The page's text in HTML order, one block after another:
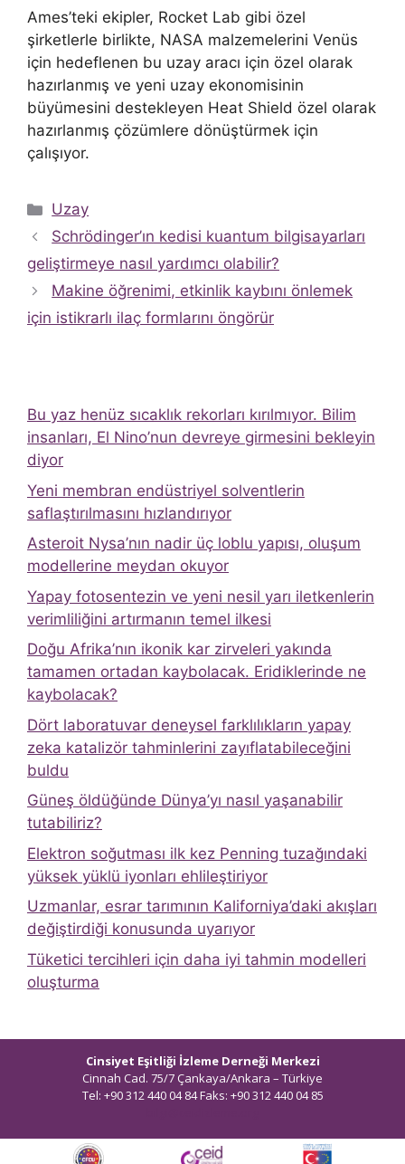
Ames’teki ekipler, Rocket Lab gibi özel
şirketlerle birlikte, NASA malzemelerini Venüs
için hedeflenen bu uzay aracı için özel olarak
hazırlanmış ve yeni uzay ekonomisinin
büyümesini destekleyen Heat Shield özel olarak
hazırlanmış çözümlere dönüştürmek için
çalışıyor.
Kategoriler
Uzay
Schrödinger’ın kedisi kuantum bilgisayarları
geliştirmeye nasıl yardımcı olabilir?
Makine öğrenimi, etkinlik kaybını önlemek
için istikrarlı ilaç formlarını öngörür
Bu yaz henüz sıcaklık rekorları kırılmıyor. Bilim
insanları, El Nino’nun devreye girmesini bekleyin
diyor
Yeni membran endüstriyel solventlerin
saflaştırılmasını hızlandırıyor
Asteroit Nysa’nın nadir üç loblu yapısı, oluşum
modellerine meydan okuyor
Yapay fotosentezin ve yeni nesil yarı iletkenlerin
verimliliğini artırmanın temel ilkesi
Doğu Afrika’nın ikonik kar zirveleri yakında
tamamen ortadan kaybolacak. Eridiklerinde ne
kaybolacak?
Dört laboratuvar deneysel farklılıkların yapay
zeka katalizör tahminlerini zayıflatabileceğini
buldu
Güneş öldüğünde Dünya’yı nasıl yaşanabilir
tutabiliriz?
Elektron soğutması ilk kez Penning tuzağındaki
yüksek yüklü iyonları ehlileştiriyor
Uzmanlar, esrar tarımının Kaliforniya’daki akışları
değiştirdiği konusunda uyarıyor
Tüketici tercihleri ​​için daha iyi tahmin modelleri
oluşturma
Cinsiyet Eşitliği İzleme Derneği Merkezi
Cinnah Cad. 75/7 Çankaya/Ankara – Türkiye
Tel: +90 312 440 04 84 Faks: +90 312 440 04 85